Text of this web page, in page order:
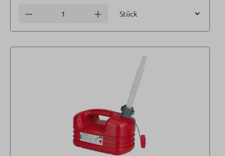
Anzahl verringern Anzahl erhöhen